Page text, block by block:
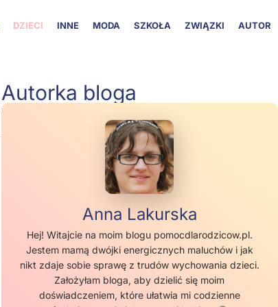
DZIECI INNE MODA SZKOŁA ZWIĄZKI AUTOR
Autorka bloga
Anna Lakurska
Hej! Witajcie na moim blogu pomocdlarodzicow.pl.
Jestem mamą dwójki energicznych maluchów i jak
nikt zdaje sobie sprawę z trudów wychowania dzieci.
Założyłam bloga, aby dzielić się moim
doświadczeniem, które ułatwia mi codzienne